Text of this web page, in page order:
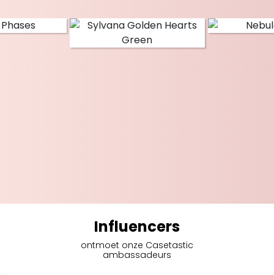
Influencers
ontmoet onze Casetastic
ambassadeurs